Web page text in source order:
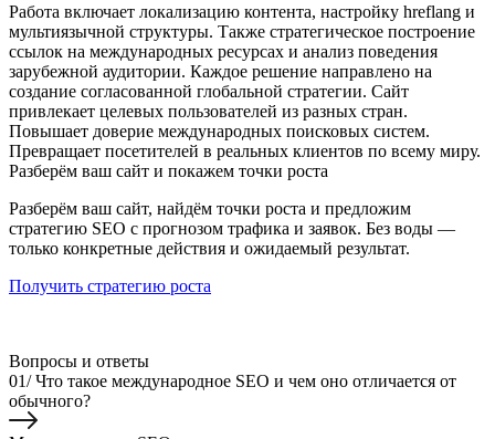
Работа включает локализацию контента, настройку hreflang и
мультиязычной структуры. Также стратегическое построение
ссылок на международных ресурсах и анализ поведения
зарубежной аудитории. Каждое решение направлено на
создание согласованной глобальной стратегии. Сайт
привлекает целевых пользователей из разных стран.
Повышает доверие международных поисковых систем.
Превращает посетителей в реальных клиентов по всему миру.
Разберём ваш сайт и покажем точки роста
Разберём ваш сайт, найдём точки роста и предложим
стратегию SEO с прогнозом трафика и заявок. Без воды —
только конкретные действия и ожидаемый результат.
Получить стратегию роста
Вопросы и ответы
01/Что такое международное SEO и чем оно отличается от
обычного?